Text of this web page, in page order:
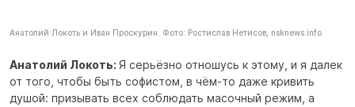
Анатолий Локоть и Иван Проскурин. Фото: Ростислав Нетисов, nsknews.info
Анатолий Локоть: Я серьёзно отношусь к этому, и я далек
от того, чтобы быть софистом, в чём-то даже кривить
душой: призывать всех соблюдать масочный режим, а